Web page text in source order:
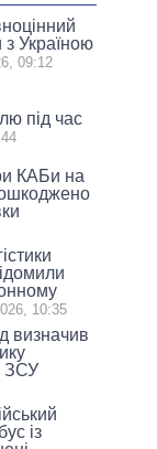
з Україною
09:12
під час
КАБи на
10:35
визначив
ЗСУ
із